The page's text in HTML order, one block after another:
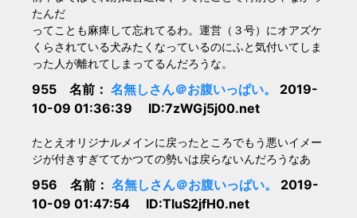
たんだ
ってことも麻痺して忘れてるわ。運営（３号）にオアズケ
くらされている犬みたくなっているのにふと気付いてしま
った人が離れてしまってるんだろうな。
955 名前： 名無しさん＠お腹いっぱい。 2019-
10-09 01:36:39 ID:7zWGj5j00.net
たとえオリジナルメインに戻ったところでもう悪いイメー
ジが付きすぎててかつての勢いは戻らないんだろうなあ
956 名前： 名無しさん＠お腹いっぱい。 2019-
10-09 01:47:54 ID:TluS2jfH0.net